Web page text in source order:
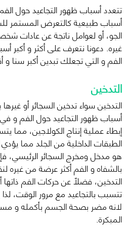
تتعدد أسباب ظهور التجاعيد حول
أسباب طبيعية كالتعرض المستمر
الجو، أو لعوامل ناتجة عن عادات
غيره. دعونا نتعرف على أكثر و أكبر
الفم و التي تجعلك تبدين أكبر سنا و
التدخين
التدخين سواء تدخين السجائر أو
أسباب ظهور التجاعيد حول الفم و
إبطاء عملية إنتاج الكولاجين،
الطبقات الداخلية من الجلد مما يؤدي
هو مدخل ومخرج السجائر الرئيسي،
بالشفاه و الفم أكثر عرضة من غيره
التدخين، فضلاً عن حركات الفم ذاتها
تتسبب بالتجاعيد مع مرور الوقت،
لانه مضر بصحة الجسم بأكمله و
المبكرة.